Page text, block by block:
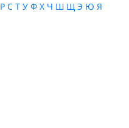
Р С Т У Ф Х Ч Ш Щ Э Ю Я